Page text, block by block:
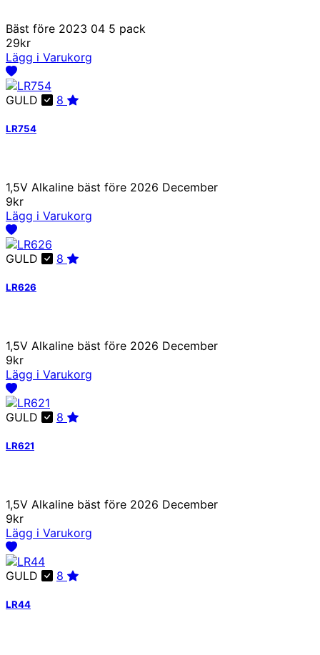
Bäst före 2023 04 5 pack
29kr
Lägg i Varukorg
GULD 8
LR754
1,5V Alkaline bäst före 2026 December
9kr
Lägg i Varukorg
GULD 8
LR626
1,5V Alkaline bäst före 2026 December
9kr
Lägg i Varukorg
GULD 8
LR621
1,5V Alkaline bäst före 2026 December
9kr
Lägg i Varukorg
GULD 8
LR44